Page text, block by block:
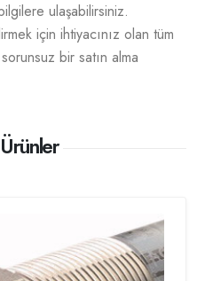
ulaşabilirsiniz.
için ihtiyacınız olan tüm
bir satın alma